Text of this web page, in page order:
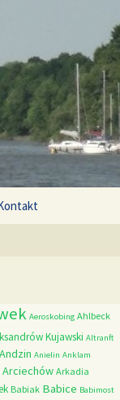
Aeroskobing Ahlbeck
Kujawski Altranft
Andzin Anielin Anklam
Arciechów Arkadia
Babiak Babice Babimost